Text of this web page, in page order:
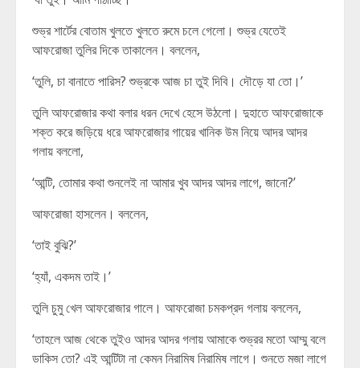
শুভ্র শার্টের বোতাম খুলতে খুলতে রুমে চলে গেলো। শুভ্র যেতেই
আফরোজা তুলির দিকে তাকালেন। বললেন,
‘তুলি, চা বানাতে পারিস? শুভ্রকে আজ চা তুই দিবি। দৌড়ে যা তো।’
তুলি আফরোজার কথা বলার ধরন দেখে হেসে উঠলো। দুহাতে আফরোজাকে
শক্ত করে জড়িয়ে ধরে আফরোজার গায়ের খানিক উম নিয়ে আদর আদর
গলায় বললো,
‘আন্টি, তোমার কথা শুনলেই না আমার খুব আদর আদর লাগে, জানো?’
আফরোজা হাসলেন। বললেন,
‘তাই বুঝি?’
‘হ্যাঁ, একদম তাই।’
তুলি চুমু খেল আফরোজার গালে। আফরোজা চমকপ্রদ গলায় বললেন,
‘তাহলে আজ থেকে তুইও আদর আদর গলায় আমাকে শুভ্রর মতো আম্মু বলে
ডাকিস তো? এই আন্টিটা না কেমন নিরামিষ নিরামিষ লাগে। শুনতে মজা লাগে